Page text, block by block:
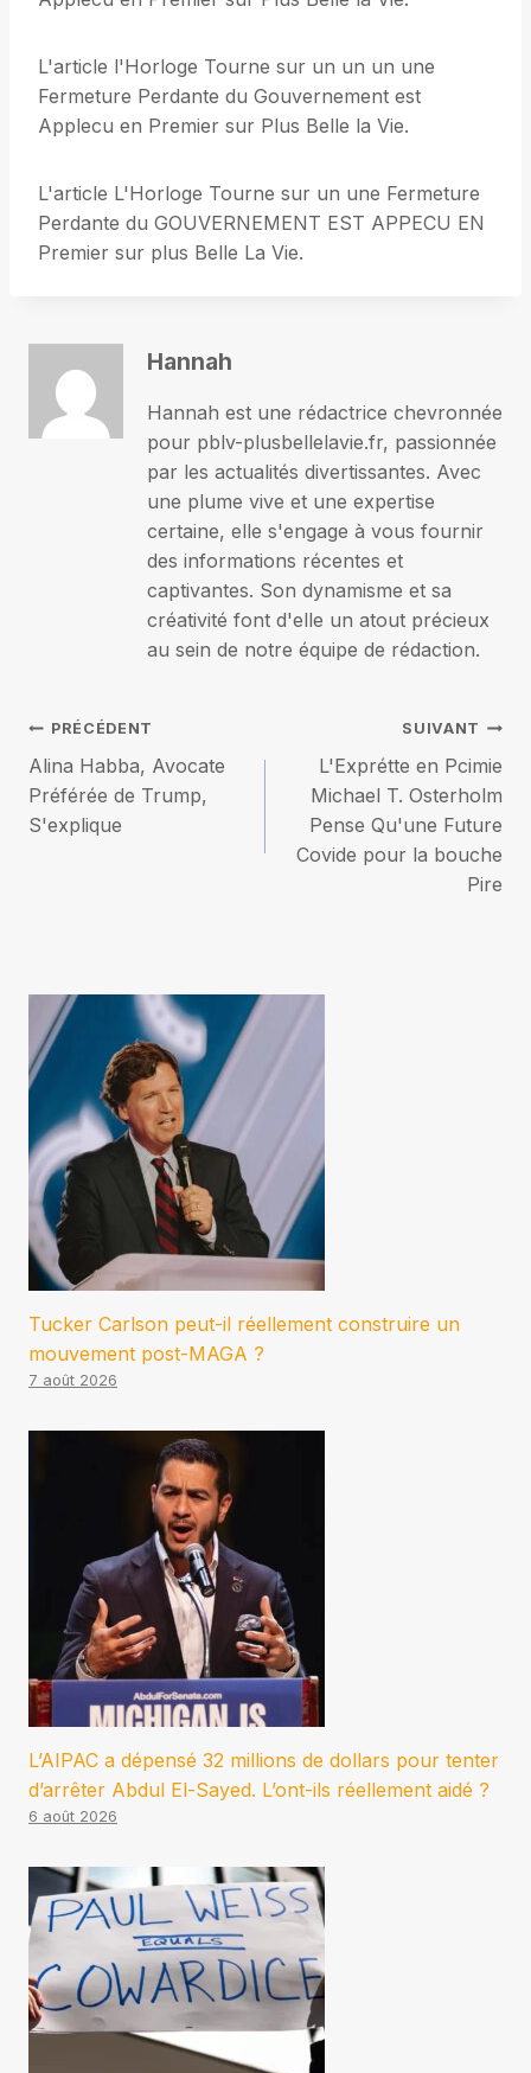
L'article l'Horloge Tourne sur un un un une
Fermeture Perdante du Gouvernement est
Applecu en Premier sur Plus Belle la Vie.
L'article L'Horloge Tourne sur un une Fermeture
Perdante du GOUVERNEMENT EST APPECU EN
Premier sur plus Belle La Vie.
Hannah
Hannah est une rédactrice chevronnée
pour pblv-plusbellelavie.fr, passionnée
par les actualités divertissantes. Avec
une plume vive et une expertise
certaine, elle s'engage à vous fournir
des informations récentes et
captivantes. Son dynamisme et sa
créativité font d'elle un atout précieux
au sein de notre équipe de rédaction.
Navigation
de
l’article
PRÉCÉDENT
Alina Habba, Avocate
Préférée de Trump,
S'explique
SUIVANT
L'Exprétte en Pcimie
Michael T. Osterholm
Pense Qu'une Future
Covide pour la bouche
Pire
Tucker Carlson peut-il réellement construire un
mouvement post-MAGA ?
7 août 2026
L’AIPAC a dépensé 32 millions de dollars pour tenter
d’arrêter Abdul El-Sayed. L’ont-ils réellement aidé ?
6 août 2026